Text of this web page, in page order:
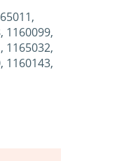
1160099,
1165032,
1160143,